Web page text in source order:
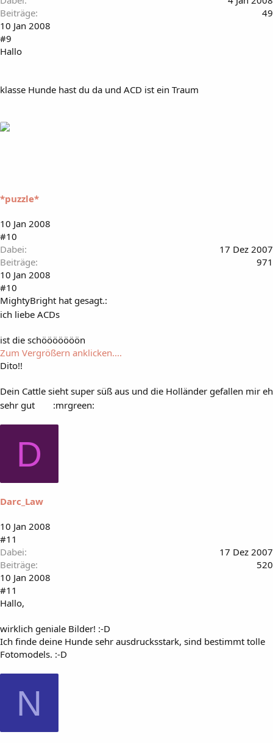
Beiträge
49
10 Jan 2008
#9
Hallo
klasse Hunde hast du da und ACD ist ein Traum
*puzzle*
10 Jan 2008
#10
Dabei
17 Dez 2007
Beiträge
971
10 Jan 2008
#10
MightyBright hat gesagt.:
ich liebe ACDs
ist die schööööööön
Zum Vergrößern anklicken....
Dito!!
Dein Cattle sieht super süß aus und die Holländer gefallen mir eh
sehr gut
:mrgreen:
D
Darc_Law
10 Jan 2008
#11
Dabei
17 Dez 2007
Beiträge
520
10 Jan 2008
#11
Hallo,
wirklich geniale Bilder! :-D
Ich finde deine Hunde sehr ausdrucksstark, sind bestimmt tolle
Fotomodels. :-D
N